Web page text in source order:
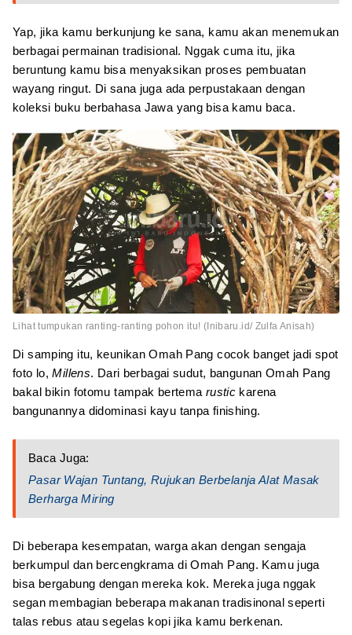
Yap, jika kamu berkunjung ke sana, kamu akan menemukan
berbagai permainan tradisional. Nggak cuma itu, jika
beruntung kamu bisa menyaksikan proses pembuatan
wayang ringut. Di sana juga ada perpustakaan dengan
koleksi buku berbahasa Jawa yang bisa kamu baca.
Lihat tumpukan ranting-ranting pohon itu! (Inibaru.id/ Zulfa Anisah)
Di samping itu, keunikan Omah Pang cocok banget jadi spot
foto lo,Millens. Dari berbagai sudut, bangunan Omah Pang
bakal bikin fotomu tampak bertema rustic karena
bangunannya didominasi kayu tanpa finishing.
Baca Juga:
Pasar Wajan Tuntang, Rujukan Berbelanja Alat Masak
Berharga Miring
Di beberapa kesempatan, warga akan dengan sengaja
berkumpul dan bercengkrama di Omah Pang. Kamu juga
bisa bergabung dengan mereka kok. Mereka juga nggak
segan membagian beberapa makanan tradisinonal seperti
talas rebus atau segelas kopi jika kamu berkenan.